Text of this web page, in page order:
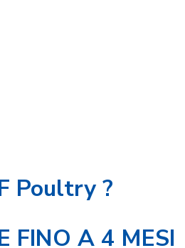
Poultry ?
FINO A 4 MESI